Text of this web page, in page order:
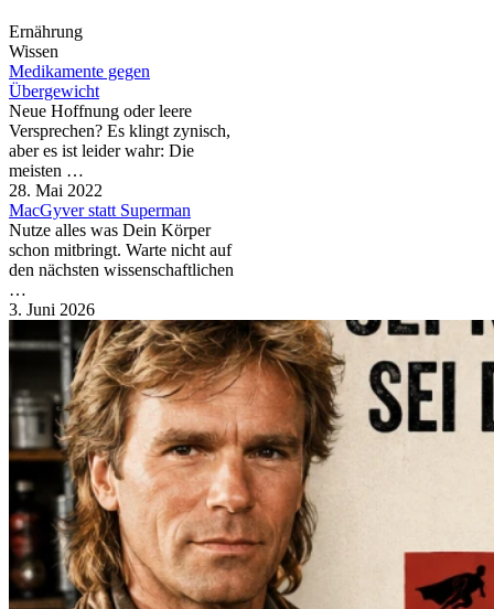
Ernährung
Wissen
Medikamente gegen
Übergewicht
Neue Hoffnung oder leere
Versprechen? Es klingt zynisch,
aber es ist leider wahr: Die
meisten …
28. Mai 2022
MacGyver statt Superman
Nutze alles was Dein Körper
schon mitbringt. Warte nicht auf
den nächsten wissenschaftlichen
…
3. Juni 2026